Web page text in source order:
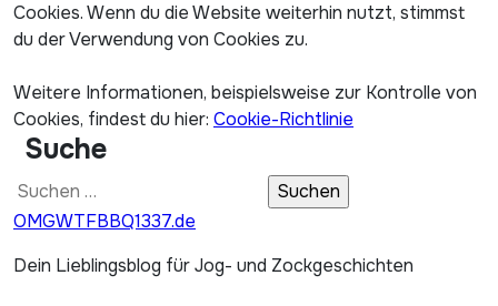
Cookies. Wenn du die Website weiterhin nutzt, stimmst
du der Verwendung von Cookies zu.
Weitere Informationen, beispielsweise zur Kontrolle von
Cookies, findest du hier: Cookie-Richtlinie
Suche
Suchen
nach:
OMGWTFBBQ1337.de
Dein Lieblingsblog für Jog- und Zockgeschichten